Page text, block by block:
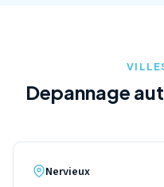
Depannage
Nervieux